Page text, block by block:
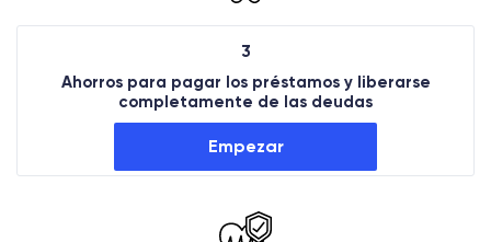
3
Ahorros para pagar los préstamos y liberarse
completamente de las deudas
Empezar